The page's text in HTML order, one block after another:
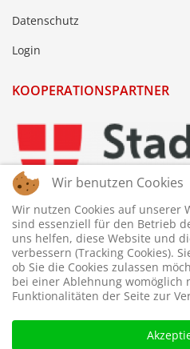
Datenschutz
Login
KOOPERATIONSPARTNER
Wir benutzen Cookies
Wir nutzen Cookies auf unserer
sind essenziell für den Betrieb
uns helfen, diese Website und
verbessern (Tracking Cookies).
ob Sie die Cookies zulassen
bei einer Ablehnung womöglich
Funktionalitäten der Seite zur